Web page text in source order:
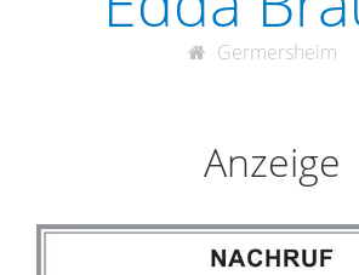
Germersheim
Anzeige